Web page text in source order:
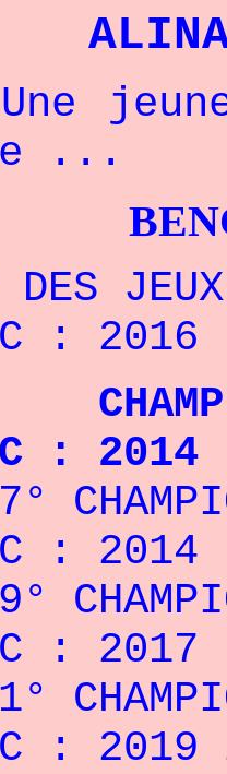
...
: 2016
: 2014
: 2014
: 2017
: 2019